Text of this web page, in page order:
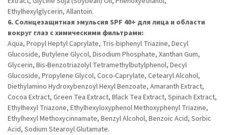
Ethylhexylglycerin, Allantoin.
6. Cолнцезащитная эмульсия SPF 40+ для лица и области
вокруг глаз с химическими фильтрами:
Aqua, Propyl Нeptyl Caprylate, Tris-biphenyl Triazine, Decyl
Glucoside, Butylene Glycol, Disodium Phosphate, Xanthan Gum,
Glycerin, Bis-Benzotriazolyl Tetramethylbutylphenol, Decyl
Glucoside, Propylene Glycol, Coco-Caprylate, Cetearyl Alcohol,
Diethylamino Hydroxybenzoyl Hexyl Benzoate, Amaranth Extract,
Cocoa Extract, Green Tea Extract, Black Tea Extract, Spinach Extract,
Ethylhexyl Triazone, Ethylhexyloxyphenol Methoxyphenyl Triazine,
Ethylhexyl Methoxycinnamate, Benzyl Alcohol, Benzoic Acid, Sorbic
Acid, Sodium Stearoyl Glutamate.